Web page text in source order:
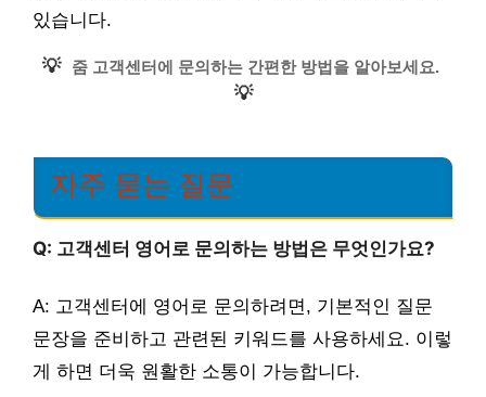
있습니다.
💡 줌 고객센터에 문의하는 간편한 방법을 알아보세요.
💡
자주 묻는 질문
Q: 고객센터 영어로 문의하는 방법은 무엇인가요?
A: 고객센터에 영어로 문의하려면, 기본적인 질문
문장을 준비하고 관련된 키워드를 사용하세요. 이렇
게 하면 더욱 원활한 소통이 가능합니다.